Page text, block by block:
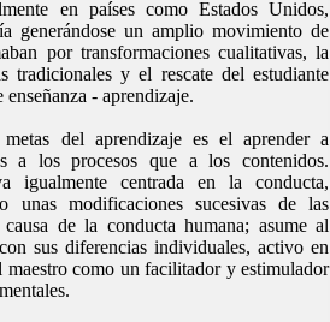
en países como Estados Unidos,
generándose un amplio movimiento de
por transformaciones cualitativas, la
tradicionales y el rescate del estudiante
- aprendizaje.
del aprendizaje es el aprender a
a los procesos que a los contenidos.
igualmente centrada en la conducta,
unas modificaciones sucesivas de las
de la conducta humana; asume al
sus diferencias individuales, activo en
maestro como un facilitador y estimulador